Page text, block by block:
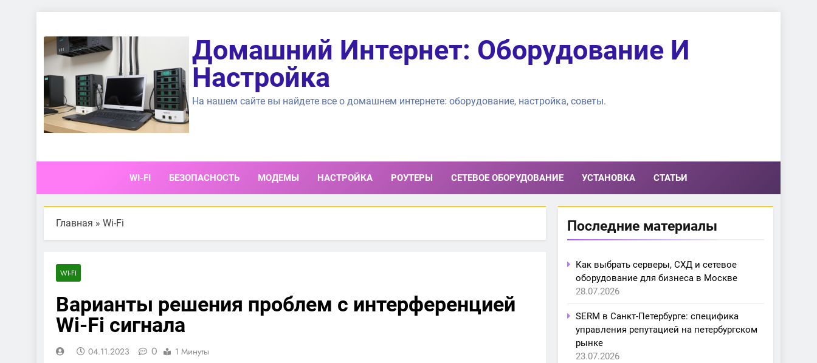
содержимому
Домашний Интернет: Оборудование И
Настройка
На нашем сайте вы найдете все о домашнем интернете: оборудование, настройка, советы.
WI-FI БЕЗОПАСНОСТЬ МОДЕМЫ НАСТРОЙКА РОУТЕРЫ СЕТЕВОЕ ОБОРУДОВАНИЕ УСТАНОВКА СТАТЬИ
Главная » Wi-Fi
WI-FI
Варианты решения проблем с интерференцией
Wi-Fi сигнала
04.11.2023 0 1 Минуты
Последние материалы
Как выбрать серверы, СХД и сетевое
оборудование для бизнеса в Москве
28.07.2026
SERM в Санкт-Петербурге: специфика
управления репутацией на петербургском
рынке
23.07.2026